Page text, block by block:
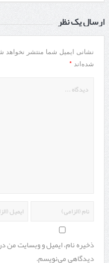
ارسال یک نظر
نشانی ایمیل شما منتشر نخواهد
شده‌اند *
ذخیره نام، ایمیل و وبسایت من
دیدگاهی می‌نویسم.